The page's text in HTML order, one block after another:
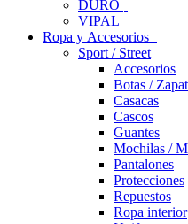
DURO
VIPAL
Ropa y Accesorios
Sport / Street
Accesorios
Botas /
Casacas
Cascos
Guantes
Mochilas /
Pantalones
Protecciones
Repuestos
Ropa interior